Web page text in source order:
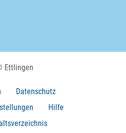
Ettlingen
Datenschutz
Hilfe